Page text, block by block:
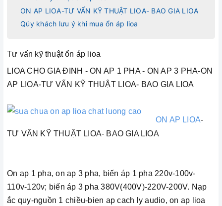
ON AP LIOA-TƯ VẤN KỸ THUẬT LIOA- BAO GIA LIOA
Qúy khách lưu ý khi mua ổn áp lioa
Tư vấn kỹ thuật ổn áp lioa
LIOA CHO GIA ĐINH - ON AP 1 PHA - ON AP 3 PHA-ON
AP LIOA-TƯ VẤN KỸ THUẬT LIOA- BAO GIA LIOA
ON AP LIOA-
TƯ VẤN KỸ THUẬT LIOA- BAO GIA LIOA
On ap 1 pha, on ap 3 pha, biến áp 1 pha 220v-100v-
110v-120v; biến áp 3 pha 380V(400V)-220V-200V. Nạp
ắc quy-nguồn 1 chiều-bien ap cach ly audio, on ap lioa